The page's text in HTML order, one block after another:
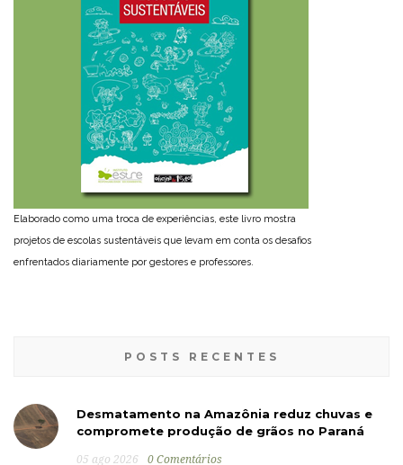
Elaborado como uma troca de experiências, este livro mostra
projetos de escolas sustentáveis que levam em conta os desafios
enfrentados diariamente por gestores e professores.
POSTS RECENTES
Desmatamento na Amazônia reduz chuvas e
compromete produção de grãos no Paraná
05 ago 2026 0 Comentários